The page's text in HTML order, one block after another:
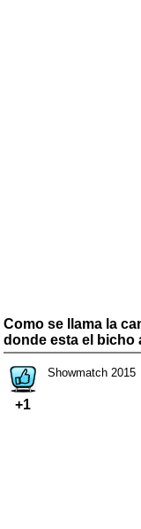
Como se llama la
donde esta el bicho
+1
Showmatch 2015